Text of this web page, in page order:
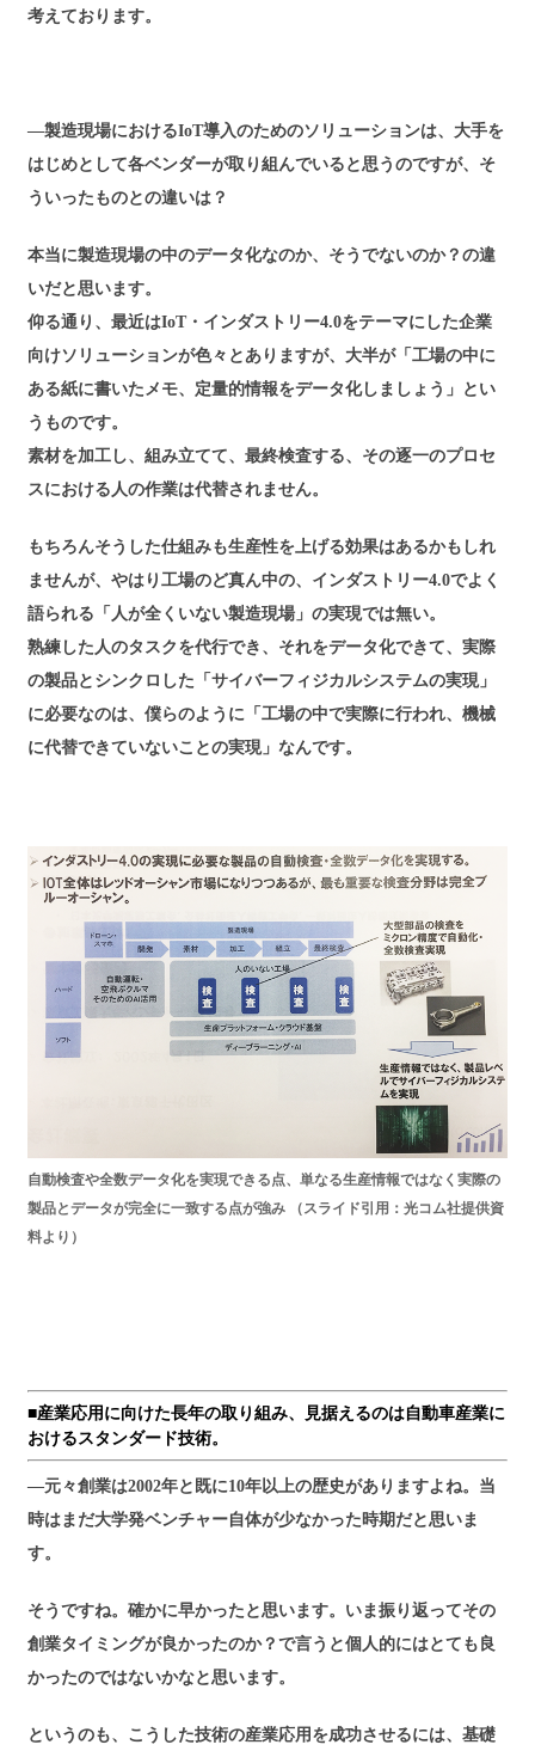
考えております。
―製造現場におけるIoT導入のためのソリューションは、大手を
はじめとして各ベンダーが取り組んでいると思うのですが、そ
ういったものとの違いは？
本当に製造現場の中のデータ化なのか、そうでないのか？の違
いだと思います。
仰る通り、最近はIoT・インダストリー4.0をテーマにした企業
向けソリューションが色々とありますが、大半が「工場の中に
ある紙に書いたメモ、定量的情報をデータ化しましょう」とい
うものです。
素材を加工し、組み立てて、最終検査する、その逐一のプロセ
スにおける人の作業は代替されません。
もちろんそうした仕組みも生産性を上げる効果はあるかもしれ
ませんが、やはり工場のど真ん中の、インダストリー4.0でよく
語られる「人が全くいない製造現場」の実現では無い。
熟練した人のタスクを代行でき、それをデータ化できて、実際
の製品とシンクロした「サイバーフィジカルシステムの実現」
に必要なのは、僕らのように「工場の中で実際に行われ、機械
に代替できていないことの実現」なんです。
自動検査や全数データ化を実現できる点、単なる生産情報ではなく実際の
製品とデータが完全に一致する点が強み （スライド引用：光コム社提供資
料より）
■産業応用に向けた長年の取り組み、見据えるのは自動車産業に
おけるスタンダード技術。
―元々創業は2002年と既に10年以上の歴史がありますよね。当
時はまだ大学発ベンチャー自体が少なかった時期だと思いま
す。
そうですね。確かに早かったと思います。いま振り返ってその
創業タイミングが良かったのか？で言うと個人的にはとても良
かったのではないかなと思います。
というのも、こうした技術の産業応用を成功させるには、基礎